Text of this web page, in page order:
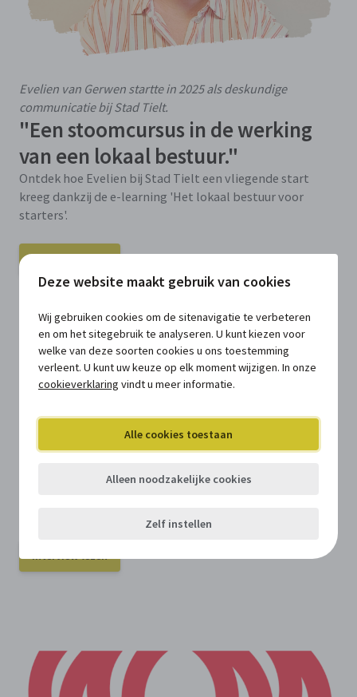
Deze website maakt gebruik van cookies
Wij gebruiken cookies om de sitenavigatie te verbeteren
en om het sitegebruik te analyseren. U kunt kiezen voor
welke van deze soorten cookies u ons toestemming
verleent. U kunt uw keuze op elk moment wijzigen. In onze
cookieverklaring vindt u meer informatie.
Alle cookies toestaan
Alleen noodzakelijke cookies
Zelf instellen
Evelien van Gerwen startte in 2025 als deskundige
communicatie bij Stad Tielt.
"Een stoomcursus in de werking
van een lokaal bestuur."
Ontdek hoe Evelien bij Stad Tielt een vliegende start
kreeg dankzij de e-learning 'Het lokaal bestuur voor
starters'.
“Vroeger volgden starters
sommige opleidingen pas na een
paar maanden, maar nu krijgen ze
vanaf dag één al heel veel
informatie mee over hoe een
lokaal bestuur in elkaar zit.”
Hoe Stefanie Lapère bij Stad Waregem de e-learning 'Het
Interview lezen